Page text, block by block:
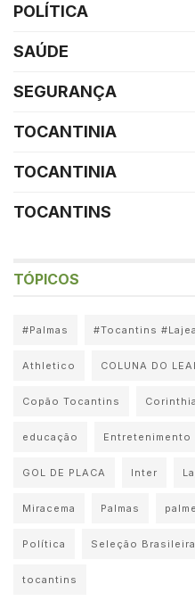
POLÍTICA
SAÚDE
SEGURANÇA
TOCANTINIA
TOCANTINIA
TOCANTINS
TÓPICOS
#Palmas #Tocantins
Athletico COLUNA DO LEAL
Copão Tocantins
educação Entretenimento
GOL DE PLACA Inter
Miracema Palmas
Política Seleção Brasileira
tocantins